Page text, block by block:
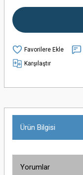
Karşılaştır
Ürün Bilgisi
Yorumlar